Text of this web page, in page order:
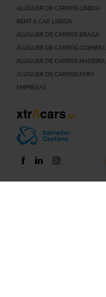
ALUGUER DE CARROS LISBOA
RENT A CAR LISBOA
ALUGUER DE CARROS BRAGA
ALUGUER DE CARROS COIMBRA
ALUGUER DE CARROS MADEIRA
ALUGUER DE CARROS FARO
EMPRESAS